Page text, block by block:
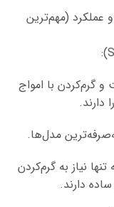
عملکرد (مهم‌ترین
گرم‌کردن با امواج
دارند.
مدل‌ها.
نیاز به گرم‌کردن
دارند.